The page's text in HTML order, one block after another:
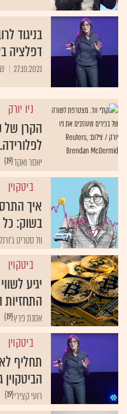
בניגוד
דפלציה
27.10.2021
ניו יורק
הקרן של
{19}יאסר ואקד
ביטקוין
איך
בשוק:
וול סטריט ג'ורנל
ביטקוין
יגיע
התחזיות
{19}אסנת פרץ
ביטקוין
תחליף
{19}רועי קצירי